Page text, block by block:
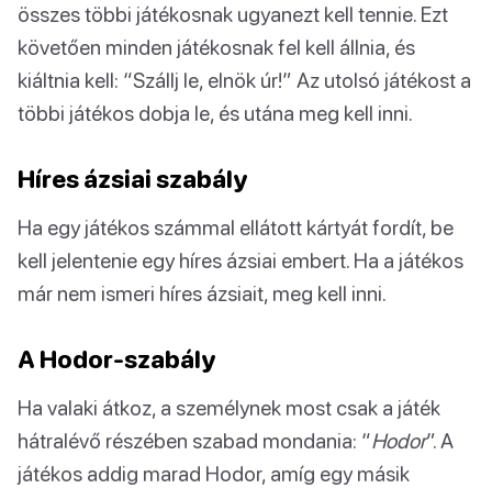
összes többi játékosnak ugyanezt kell tennie. Ezt
követően minden játékosnak fel kell állnia, és
kiáltnia kell: “Szállj le, elnök úr!” Az utolsó játékost a
többi játékos dobja le, és utána meg kell inni.
Híres ázsiai szabály
Ha egy játékos számmal ellátott kártyát fordít, be
kell jelentenie egy híres ázsiai embert. Ha a játékos
már nem ismeri híres ázsiait, meg kell inni.
A Hodor-szabály
Ha valaki átkoz, a személynek most csak a játék
hátralévő részében szabad mondania: “Hodor”. A
játékos addig marad Hodor, amíg egy másik